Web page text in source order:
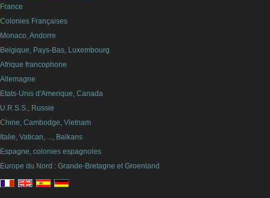
France
Colonies Françaises
Monaco, Andorre
Belgique, Pays-Bas, Luxembourg
Afrique francophone
Allemagne
Etats-Unis d'Amerique, Canada
U.R.S.S., Russie
Chine, Cambodge, Vietnam
Italie, Vatican, ..., Balkans
Espagne, colonies espagnoles
Europe du Nord : Grande-Bretagne et Groenland